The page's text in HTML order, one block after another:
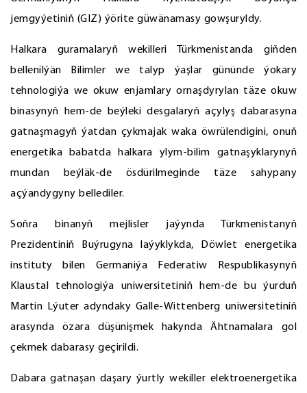
jemgyýetiniň (GIZ) ýörite güwänamasy gowşuryldy.
Halkara guramalaryň wekilleri Türkmenistanda giňden
bellenilýän Bilimler we talyp ýaşlar gününde ýokary
tehnologiýa we okuw enjamlary ornaşdyrylan täze okuw
binasynyň hem-de beýleki desgalaryň açylyş dabarasyna
gatnaşmagyň ýatdan çykmajak waka öwrülendigini, onuň
energetika babatda halkara ylym-bilim gatnaşyklarynyň
mundan beýläk-de ösdürilmeginde täze sahypany
açýandygyny bellediler.
Soňra binanyň mejlisler jaýynda Türkmenistanyň
Prezidentiniň Buýrugyna laýyklykda, Döwlet energetika
instituty bilen Germaniýa Federatiw Respublikasynyň
Klaustal tehnologiýa uniwersitetiniň hem-de bu ýurduň
Martin Lýuter adyndaky Galle-Wittenberg uniwersitetiniň
arasynda özara düşünişmek hakynda Ähtnamalara gol
çekmek dabarasy geçirildi.
Dabara gatnaşan daşary ýurtly wekiller elektroenergetika